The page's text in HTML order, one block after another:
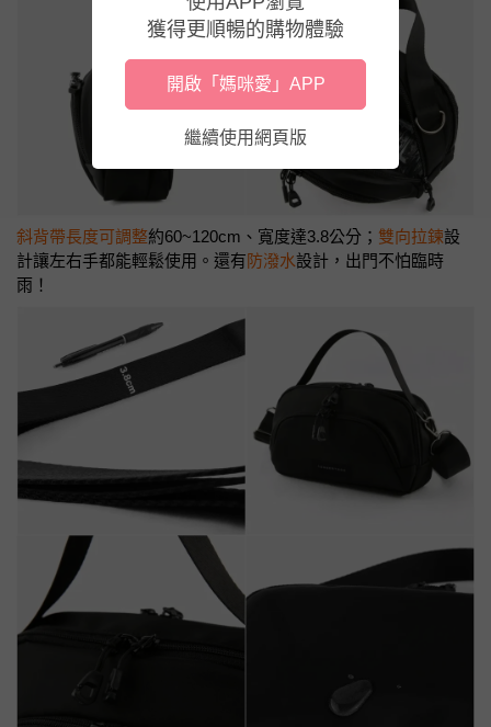
斜背帶長度可調整約60~120cm、寬度達3.8公分； 雙向拉鍊設
計讓左右手都能輕鬆使用。還有防潑水設計，出門不怕臨時
雨！
獲得更順暢的購物體驗
開啟「媽咪愛」APP
繼續使用網頁版